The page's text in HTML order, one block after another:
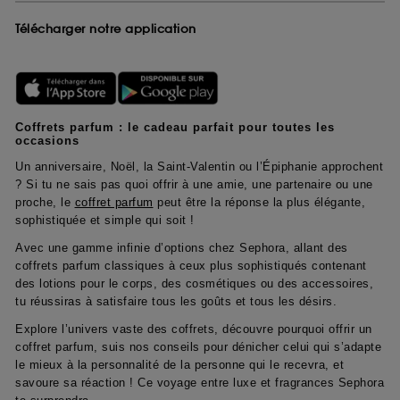
Télécharger notre application
Coffrets parfum : le cadeau parfait pour toutes les
occasions
Un anniversaire, Noël, la Saint-Valentin ou l’Épiphanie approchent
? Si tu ne sais pas quoi offrir à une amie, une partenaire ou une
proche, le coffret parfum peut être la réponse la plus élégante,
sophistiquée et simple qui soit !
Avec une gamme infinie d’options chez Sephora, allant des
coffrets parfum classiques à ceux plus sophistiqués contenant
des lotions pour le corps, des cosmétiques ou des accessoires,
tu réussiras à satisfaire tous les goûts et tous les désirs.
Explore l’univers vaste des coffrets, découvre pourquoi offrir un
coffret parfum, suis nos conseils pour dénicher celui qui s’adapte
le mieux à la personnalité de la personne qui le recevra, et
savoure sa réaction ! Ce voyage entre luxe et fragrances Sephora